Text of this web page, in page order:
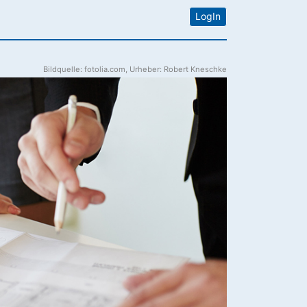
LogIn
Bildquelle: fotolia.com, Urheber: Robert Kneschke